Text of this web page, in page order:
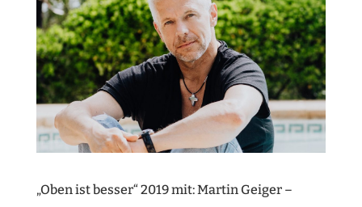
„Oben ist besser“ 2019 mit: Martin Geiger –